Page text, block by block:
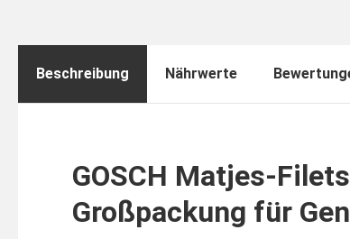
Beschreibung Nährwerte
GOSCH Matjes-
Großpackung für